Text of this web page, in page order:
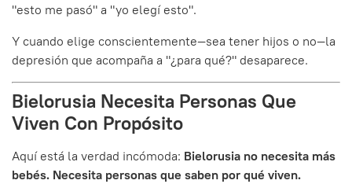
"esto me pasó" a "yo elegí esto".
Y cuando elige conscientemente—sea tener hijos o no—la
depresión que acompaña a "¿para qué?" desaparece.
Bielorusia Necesita Personas Que
Viven Con Propósito
Aquí está la verdad incómoda: Bielorusia no necesita más
bebés. Necesita personas que saben por qué viven.